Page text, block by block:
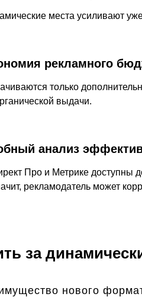
места усиливают
рекламного
только
выдачи.
анализ
Про и Метрике доступны
рекламодатель может
за
нового